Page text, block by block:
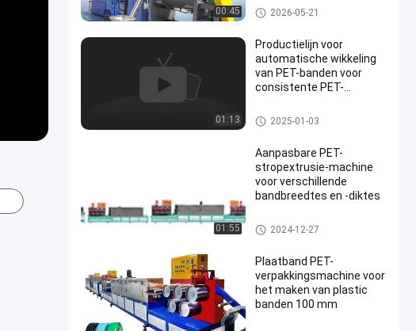
00:45 Productielijn voor PET-banden
2026-05-21
01:13
Productielijn voor
automatische wikkeling
van PET-banden voor
consistente PET-
polyethyleentereftalaat
Productielijn voor PET-banden
2025-01-03
01:55
Aanpasbare PET-
stropextrusie-machine
voor verschillende
bandbreedtes en -diktes
Machine voor het maken van P
ET-banden
2024-12-27
Plaatband PET-
verpakkingsmachine voor
het maken van plastic
banden 100 mm